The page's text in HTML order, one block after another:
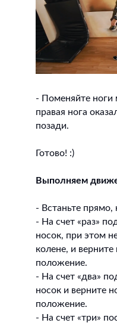
- Поменяйте ноги
правая нога
позади.
Готово! :)
Выполняем
- Встаньте прямо,
- На счет «раз»
носок, при этом
колене, и верните
положение.
- На счет «два»
носок и верните
положение.
- На счет «три»